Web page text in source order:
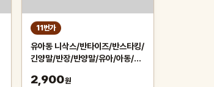
11번가
유아동 니삭스/반타이즈/반스타킹/
긴양말/반장/반양말/유아/아동/아
2,900원